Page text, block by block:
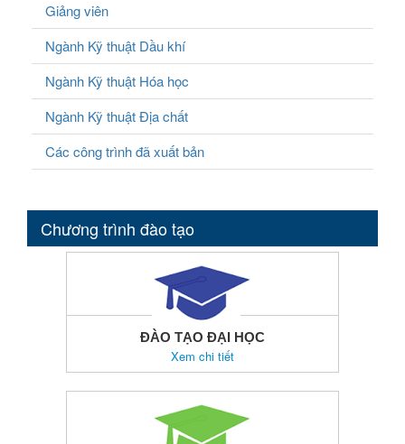
Giảng viên
Ngành Kỹ thuật Dầu khí
Ngành Kỹ thuật Hóa học
Ngành Kỹ thuật Địa chất
Các công trình đã xuất bản
Chương trình đào tạo
ĐÀO TẠO ĐẠI HỌC
Xem chi tiết